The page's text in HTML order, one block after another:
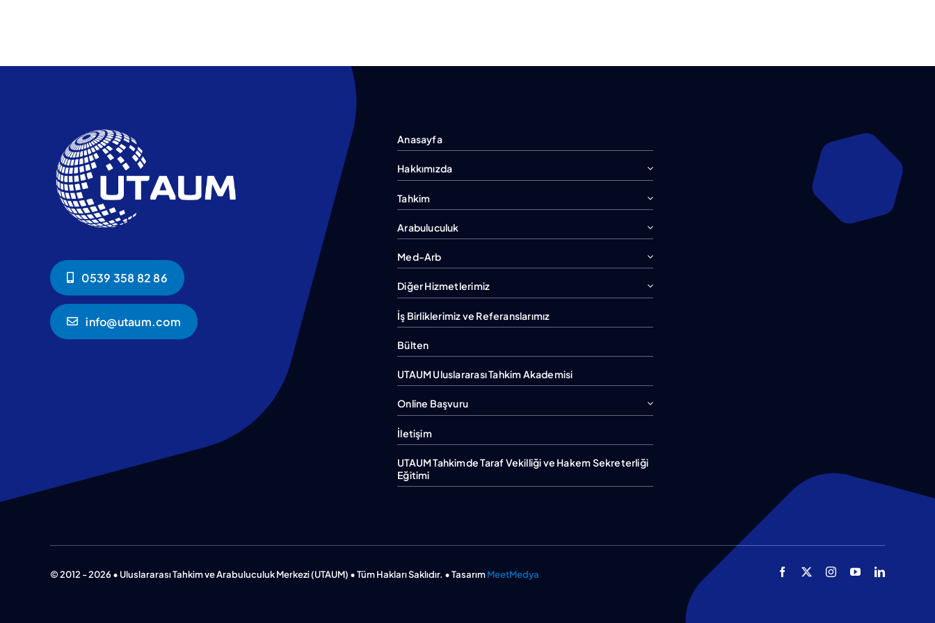
0539 358 82 86
info@utaum.com
Anasayfa
Hakkımızda
Tahkim
Arabuluculuk
Med-Arb
Diğer Hizmetlerimiz
İş Birliklerimiz ve Referanslarımız
Bülten
UTAUM Uluslararası Tahkim Akademisi
Online Başvuru
İletişim
UTAUM Tahkimde Taraf Vekilliği ve Hakem Sekreterliği
Eğitimi
© 2012 - 2026 • Uluslararası Tahkim ve Arabuluculuk Merkezi (UTAUM) • Tüm Hakları Saklıdır. • TasarımMeetMedya